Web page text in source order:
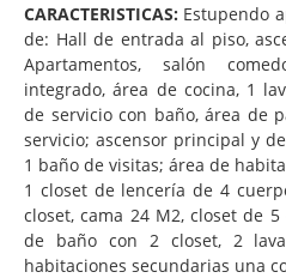
CARACTERISTICAS: Estupendo
de: Hall de entrada al piso,
Apartamentos, salón
integrado, área de cocina, 1
de servicio con baño, área de
servicio; ascensor principal y
1 baño de visitas; área de
1 closet de lencería de 4
closet, cama 24 M2, closet de
de baño con 2 closet, 2
habitaciones secundarias una